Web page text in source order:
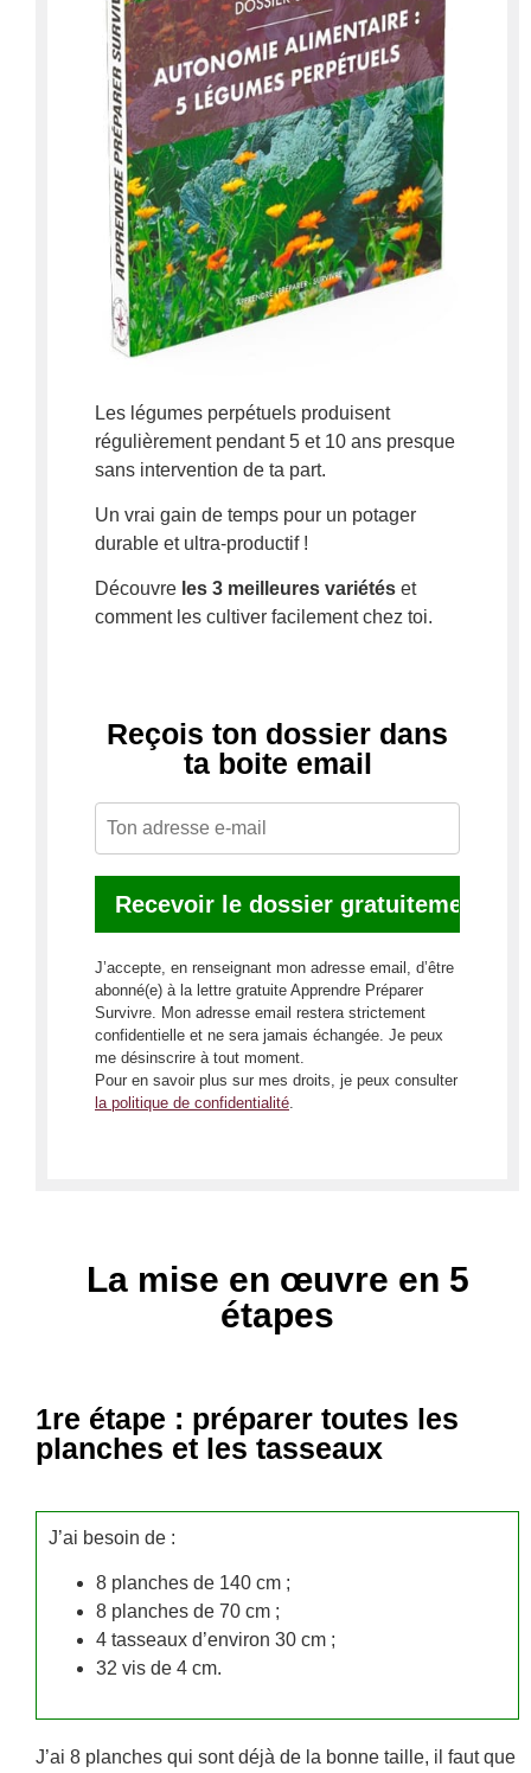
Les légumes perpétuels produisent
régulièrement pendant 5 et 10 ans presque
sans intervention de ta part.
Un vrai gain de temps pour un potager
durable et ultra-productif !
Découvre les 3 meilleures variétés et
comment les cultiver facilement chez toi.
Reçois ton dossier dans
ta boite email ​
J’accepte, en renseignant mon adresse email, d’être
abonné(e) à la lettre gratuite Apprendre Préparer
Survivre. Mon adresse email restera strictement
confidentielle et ne sera jamais échangée. Je peux
me désinscrire à tout moment.
Pour en savoir plus sur mes droits, je peux consulter
la politique de confidentialité
La mise en œuvre en 5
étapes
1re étape : préparer toutes les
planches et les tasseaux
J’ai besoin de :
8 planches de 140 cm ;
8 planches de 70 cm ;
4 tasseaux d’environ 30 cm ;
32 vis de 4 cm.
J’ai 8 planches qui sont déjà de la bonne taille, il faut que